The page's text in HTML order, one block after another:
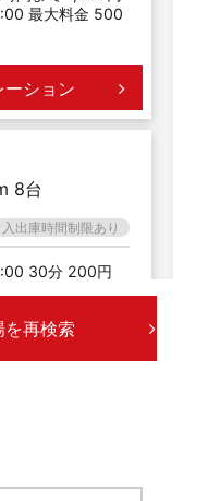
最大料金 500
ション
8台
入出庫時間制限あり
30分 200円
14台
を再検索